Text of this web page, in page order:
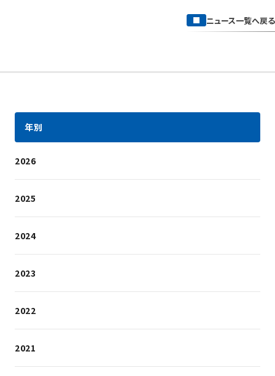
ニュース一覧へ戻る
年別
2026
2025
2024
2023
2022
2021